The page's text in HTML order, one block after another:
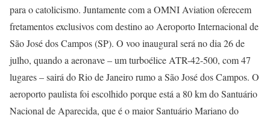
para o catolicismo. Juntamente com a OMNI Aviation oferecem
fretamentos exclusivos com destino ao Aeroporto Internacional de
São José dos Campos (SP). O voo inaugural será no dia 26 de
julho, quando a aeronave – um turboélice ATR-42-500, com 47
lugares – sairá do Rio de Janeiro rumo a São José dos Campos. O
aeroporto paulista foi escolhido porque está a 80 km do Santuário
Nacional de Aparecida, que é o maior Santuário Mariano do